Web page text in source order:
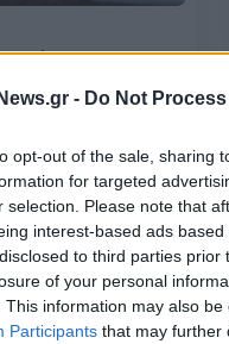
- Do Not
opt-out of the sale, sharing
for targeted
selection. Please note that
interest-based ads
to third parties
of your personal
This information may also
Participants that may further
άρση των
μειωθούν οι τιμές